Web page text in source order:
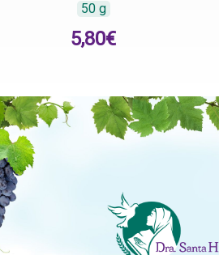
50 g
5,80€